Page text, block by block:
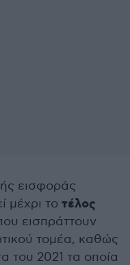
εισφοράς
μέχρι το τέλος
εισπράττουν
τομέα, καθώς
του 2021 τα οποία